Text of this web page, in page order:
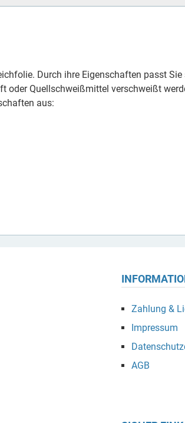
Durch ihre Eigenschaften passt
oder Quellschweißmittel verschweißt
aus:
Zahlung &
Impressum
AGB